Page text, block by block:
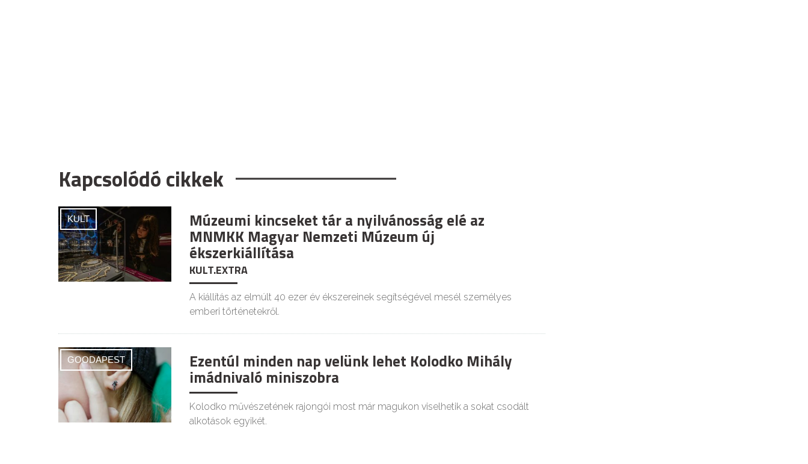
Kapcsolódó cikkek
KULT Múzeumi kincseket tár a nyilvánosság elé az
MNMKK Magyar Nemzeti Múzeum új
ékszerkiállítása
KULT.EXTRA
A kiállítás az elmúlt 40 ezer év ékszereinek segítségével mesél személyes
emberi történetekről.
GOODAPEST Ezentúl minden nap velünk lehet Kolodko Mihály
imádnivaló miniszobra
Kolodko művészetének rajongói most már magukon viselhetik a sokat csodált
alkotások egyikét.